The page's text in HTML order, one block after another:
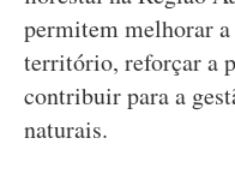
permitem melhorar
território, reforçar a
contribuir para a
naturais.